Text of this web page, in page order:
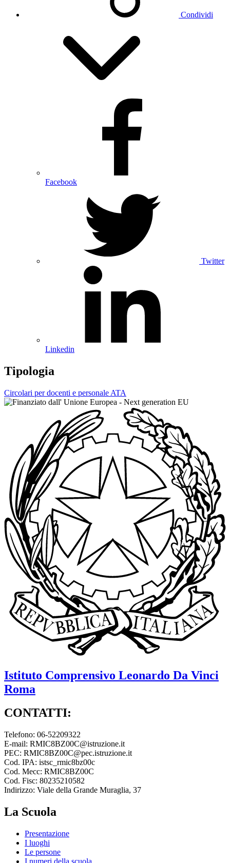
Condividi
Facebook
Twitter
Linkedin
Tipologia
Circolari per docenti e personale ATA
Istituto Comprensivo Leonardo Da Vinci
Roma
CONTATTI:
Telefono: 06-52209322
E-mail: RMIC8BZ00C@istruzione.it
PEC: RMIC8BZ00C@pec.istruzione.it
Cod. IPA: istsc_rmic8bz00c
Cod. Mecc: RMIC8BZ00C
Cod. Fisc: 80235210582
Indirizzo: Viale della Grande Muraglia, 37
La Scuola
Presentazione
I luoghi
Le persone